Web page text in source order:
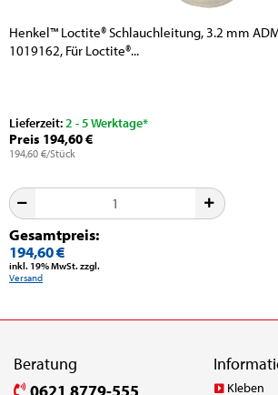
Henkel™ Loctite® Schlauchleitung, 3.2 mm
1019162, Für Loctite®...
Lieferzeit:2 - 5 Werktage*
Preis 194,60 €
194,60 €/Stück
Gesamtpreis:
194,60 €
inkl. 19% MwSt. zzgl.
Versand
Beratung
Kleben